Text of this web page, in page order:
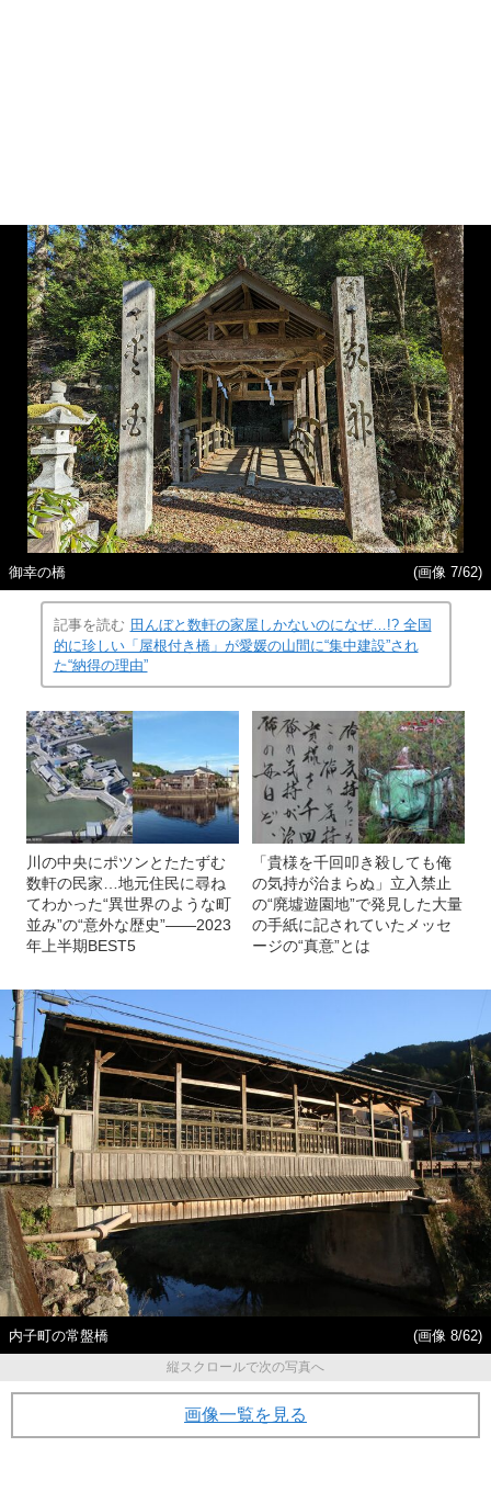
御幸の橋 (画像 7/62)
記事を読む 田んぼと数軒の家屋しかないのになぜ…!? 全国
的に珍しい「屋根付き橋」が愛媛の山間に“集中建設”され
た“納得の理由”
川の中央にポツンとたたずむ
数軒の民家…地元住民に尋ね
てわかった“異世界のような町
並み”の“意外な歴史”――2023
年上半期BEST5
「貴様を千回叩き殺しても俺
の気持が治まらぬ」立入禁止
の“廃墟遊園地”で発見した大量
の手紙に記されていたメッセ
ージの“真意”とは
内子町の常盤橋
(画像 8/62)
縦スクロールで次の写真へ
画像一覧を見る